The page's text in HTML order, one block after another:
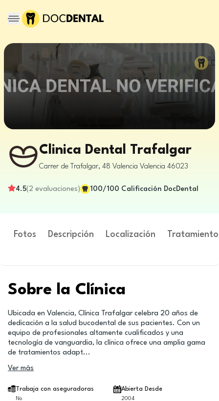
Clinica Dental Trafalgar
Carrer de Trafalgar, 48 Valencia Valencia 46023
4.5( 2 evaluaciones) 100/100 Calificación DocDental
Fotos Descripción Localización
Sobre la Clínica
Ubicada en Valencia, Clínica Trafalgar celebra 20 años de
dedicación a la salud bucodental de sus pacientes. Con un
equipo de profesionales altamente cualificados y una
tecnología de vanguardia, la clínica ofrece una amplia gama
de tratamientos adapt...
Ver más
Trabaja con aseguradoras
No
Abierta Desde
2004